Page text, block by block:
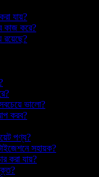
যায়?
কাজ করে?
ভালো?
করব?
পণ্য?
সহায়ক?
করা যায়?